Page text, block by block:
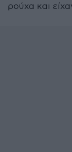
ρούχα και